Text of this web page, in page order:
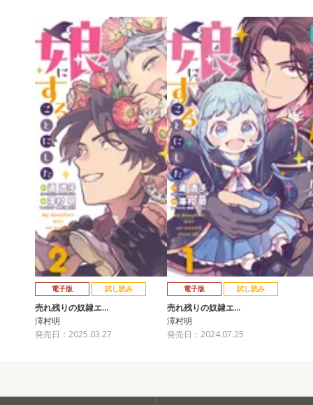
電子版 試し読み
売れ残りの奴隷エ…
澤村明
発売日：2025.03.27
電子版 試し読み
売れ残りの奴隷エ…
澤村明
発売日：2024.07.25